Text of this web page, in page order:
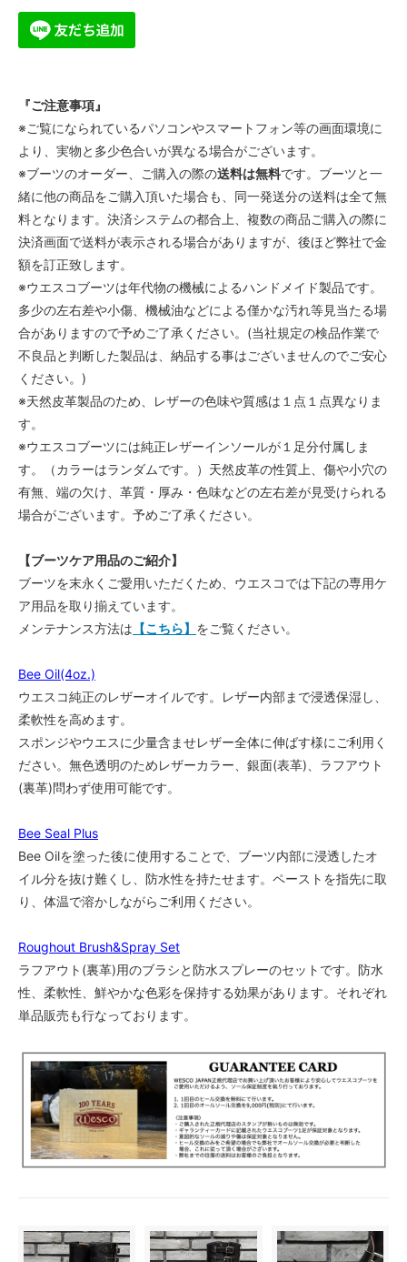
『ご注意事項』
※ご覧になられているパソコンやスマートフォン等の画面環境に
より、実物と多少色合いが異なる場合がございます。
※ブーツのオーダー、ご購入の際の送料は無料です。ブーツと一
緒に他の商品をご購入頂いた場合も、同一発送分の送料は全て無
料となります。決済システムの都合上、複数の商品ご購入の際に
決済画面で送料が表示される場合がありますが、後ほど弊社で金
額を訂正致します。
※ウエスコブーツは年代物の機械によるハンドメイド製品です。
多少の左右差や小傷、機械油などによる僅かな汚れ等見当たる場
合がありますので予めご了承ください。(当社規定の検品作業で
不良品と判断した製品は、納品する事はございませんのでご安心
ください。)
※天然皮革製品のため、レザーの色味や質感は１点１点異なりま
す。
※ウエスコブーツには純正レザーインソールが１足分付属しま
す。（カラーはランダムです。）天然皮革の性質上、傷や小穴の
有無、端の欠け、革質・厚み・色味などの左右差が見受けられる
場合がございます。予めご了承ください。
【ブーツケア用品のご紹介】
ブーツを末永くご愛用いただくため、ウエスコでは下記の専用ケ
ア用品を取り揃えています。
メンテナンス方法は 【こちら】 をご覧ください。
Bee Oil(4oz.)
ウエスコ純正のレザーオイルです。レザー内部まで浸透保湿し、
柔軟性を高めます。
スポンジやウエスに少量含ませレザー全体に伸ばす様にご利用く
ださい。無色透明のためレザーカラー、銀面(表革)、ラフアウト
(裏革)問わず使用可能です。
Bee Seal Plus
Bee Oilを塗った後に使用することで、ブーツ内部に浸透したオ
イル分を抜け難くし、防水性を持たせます。ペーストを指先に取
り、体温で溶かしながらご利用ください。
Roughout Brush&Spray Set
ラフアウト(裏革)用のブラシと防水スプレーのセットです。防水
性、柔軟性、鮮やかな色彩を保持する効果があります。それぞれ
単品販売も行なっております。